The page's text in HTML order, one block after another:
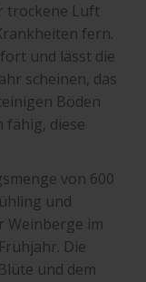
trockene Luft
fern.
und lässt die
scheinen, das
Böden
fähig, diese
von 600
und
Weinberge im
Die
und dem